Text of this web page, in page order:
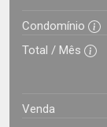
Condomínio
Total / Mês
Venda